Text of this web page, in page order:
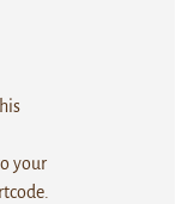
your